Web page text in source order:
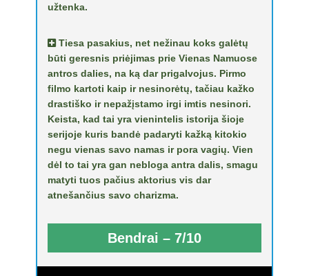
užtenka.
Tiesa pasakius, net nežinau koks galėtų
būti geresnis priėjimas prie Vienas Namuose
antros dalies, na ką dar prigalvojus. Pirmo
filmo kartoti kaip ir nesinorėtų, tačiau kažko
drastiško ir nepažįstamo irgi imtis nesinori.
Keista, kad tai yra vienintelis istorija šioje
serijoje kuris bandė padaryti kažką kitokio
negu vienas savo namas ir pora vagių. Vien
dėl to tai yra gan nebloga antra dalis, smagu
matyti tuos pačius aktorius vis dar
atnešančius savo charizma.
Bendrai – 7/10